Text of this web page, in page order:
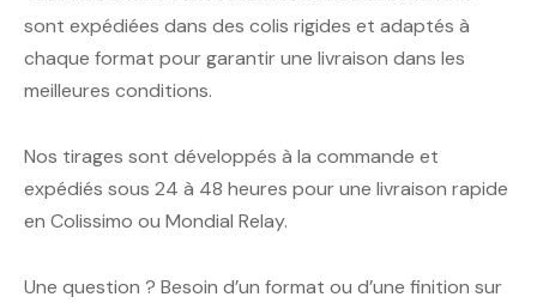
sont expédiées dans des colis rigides et adaptés à
chaque format pour garantir une livraison dans les
meilleures conditions.
Nos tirages sont développés à la commande et
expédiés sous 24 à 48 heures pour une livraison rapide
en Colissimo ou Mondial Relay.
Une question ? Besoin d’un format ou d’une finition sur